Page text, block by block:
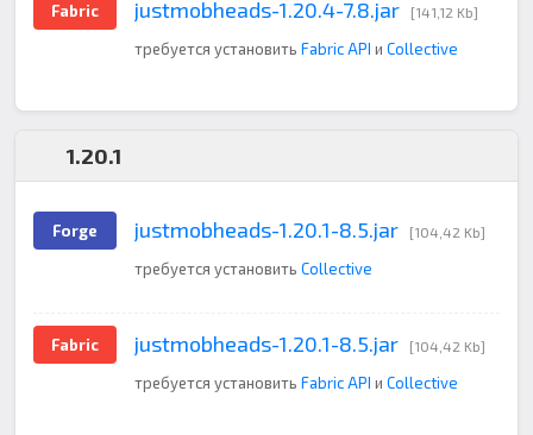
Fabric justmobheads-1.20.4-7.8.jar [141,12 Kb]
требуется установить Fabric API и Collective
1.20.1
Forge justmobheads-1.20.1-8.5.jar [104,42 Kb]
требуется установить Collective
Fabric justmobheads-1.20.1-8.5.jar [104,42 Kb]
требуется установить Fabric API и Collective